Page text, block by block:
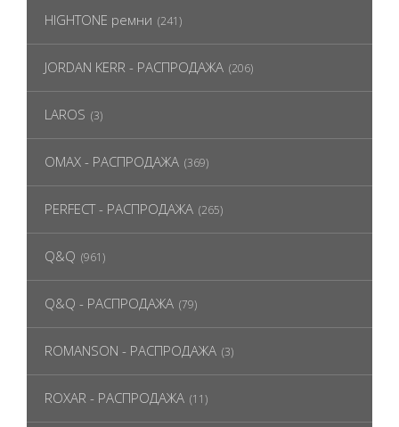
HIGHTONE ремни (241)
JORDAN KERR - РАСПРОДАЖА (206)
LAROS (3)
OMAX - РАСПРОДАЖА (369)
PERFECT - РАСПРОДАЖА (265)
Q&Q (961)
Q&Q - РАСПРОДАЖА (79)
ROMANSON - РАСПРОДАЖА (3)
ROXAR - РАСПРОДАЖА (11)